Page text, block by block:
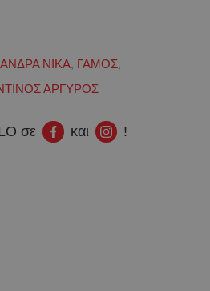
ΝΙΚΑ, ΓΑΜΟΣ,
ΑΡΓΥΡΟΣ
σε και !